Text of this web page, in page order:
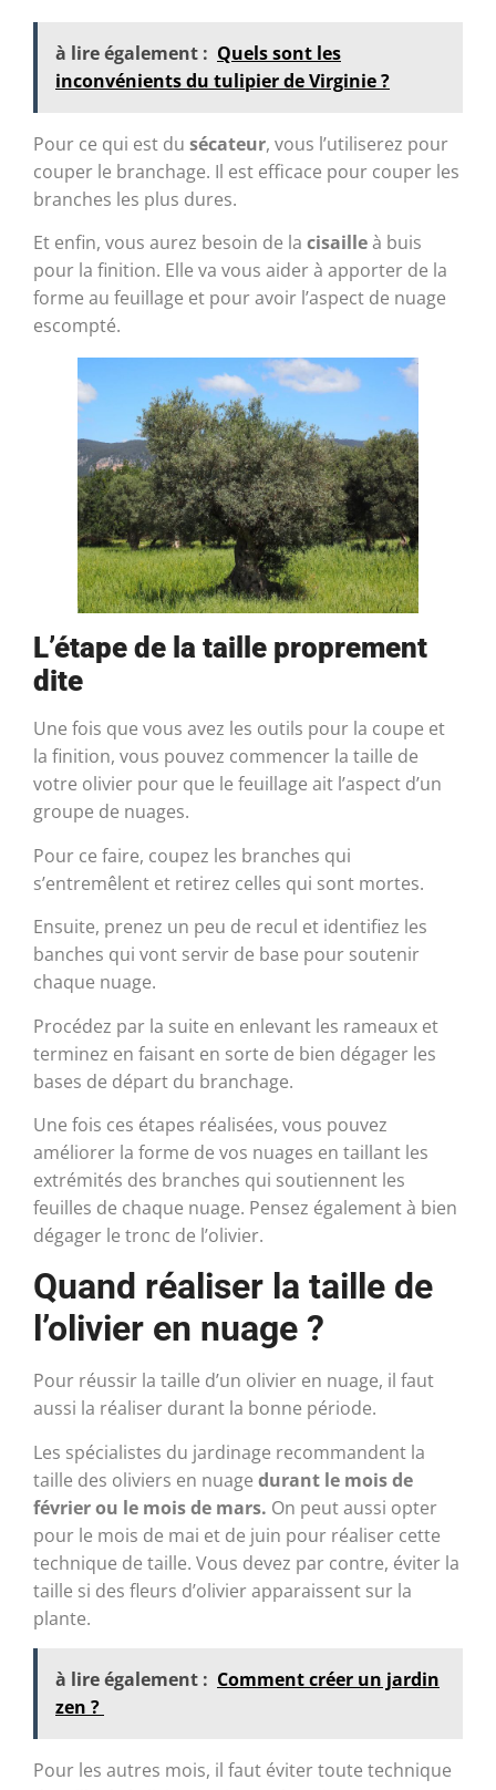
à lire également : Quels sont les
inconvénients du tulipier de Virginie ?
Pour ce qui est du sécateur, vous l’utiliserez pour
couper le branchage. Il est efficace pour couper les
branches les plus dures.
Et enfin, vous aurez besoin de la cisailleà buis
pour la finition. Elle va vous aider à apporter de la
forme au feuillage et pour avoir l’aspect de nuage
escompté.
L’étape de la taille proprement
dite
Une fois que vous avez les outils pour la coupe et
la finition, vous pouvez commencer la taille de
votre olivier pour que le feuillage ait l’aspect d’un
groupe de nuages.
Pour ce faire, coupez les branches qui
s’entremêlent et retirez celles qui sont mortes.
Ensuite, prenez un peu de recul et identifiez les
banches qui vont servir de base pour soutenir
chaque nuage.
Procédez par la suite en enlevant les rameaux et
terminez en faisant en sorte de bien dégager les
bases de départ du branchage.
Une fois ces étapes réalisées, vous pouvez
améliorer la forme de vos nuages en taillant les
extrémités des branches qui soutiennent les
feuilles de chaque nuage. Pensez également à bien
dégager le tronc de l’olivier.
Quand réaliser la taille de
l’olivier en nuage ?
Pour réussir la taille d’un olivier en nuage, il faut
aussi la réaliser durant la bonne période.
Les spécialistes du jardinage recommandent la
taille des oliviers en nuage durant le mois de
février ou le mois de mars. On peut aussi opter
pour le mois de mai et de juin pour réaliser cette
technique de taille. Vous devez par contre, éviter la
taille si des fleurs d’olivier apparaissent sur la
plante.
à lire également : Comment créer un jardin
zen ?
Pour les autres mois, il faut éviter toute technique